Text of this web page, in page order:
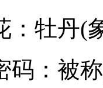
：牡丹(
码：被